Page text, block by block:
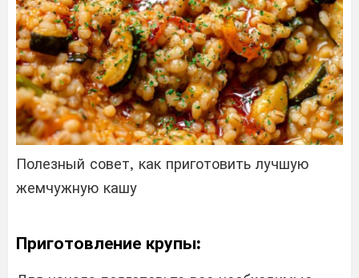
Полезный совет, как приготовить лучшую
жемчужную кашу
Приготовление крупы: